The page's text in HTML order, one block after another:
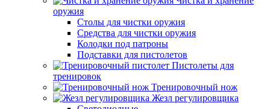
оружия
Столы для чистки оружия
Средства для чистки оружия
Колодки под патроны
Подставки для пистолетов
Пистолеты для
тренировок
Тренировочный нож
Жезл регулировщика